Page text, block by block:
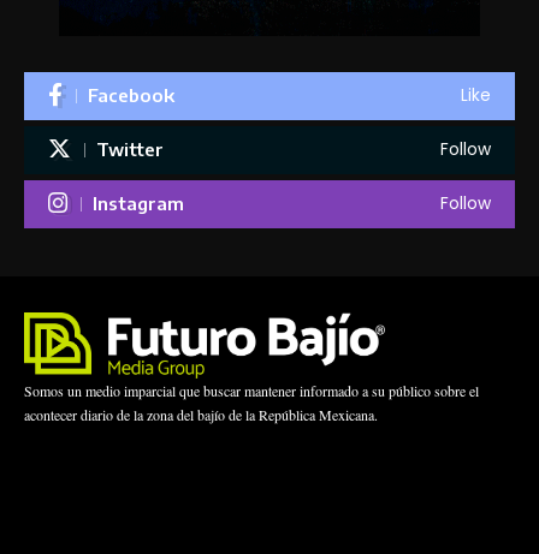
Facebook Like
Twitter Follow
Instagram Follow
Somos un medio imparcial que buscar mantener informado a su público sobre el
acontecer diario de la zona del bajío de la República Mexicana.